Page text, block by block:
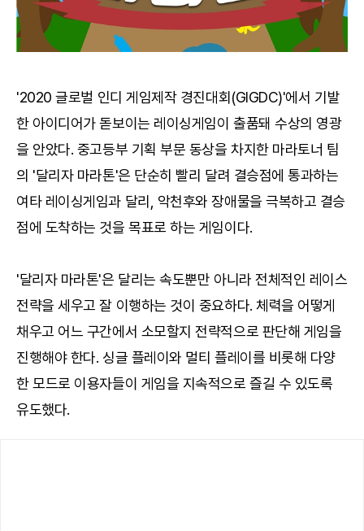
'2020 글로벌 인디 게임제작 경진대회(GIGDC)'에서 기발
한 아이디어가 돋보이는 레이싱게임이 출품돼 수상의 영광
을 안았다. 중고등부 기획 부문 동상을 차지한 마라토너 팀
의 '달리자 마라톤'은 단순히 빨리 달려 결승점에 통과하는
여타 레이싱게임과 달리, 악천후와 장애물을 극복하고 결승
점에 도착하는 것을 목표로 하는 게임이다.
'달리자 마라톤'은 달리는 속도뿐만 아니라 전체적인 레이스
전략을 세우고 잘 이행하는 것이 중요하다. 체력을 어떻게
채우고 어느 구간에서 소모할지 전략적으로 판단해 게임을
진행해야 한다. 싱글 플레이와 멀티 플레이를 비롯해 다양
한 모드로 이용자들이 게임을 지속적으로 즐길 수 있도록
유도했다.